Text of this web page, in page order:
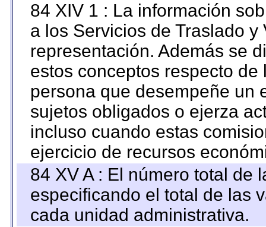
84 XIV 1 : La información
a los Servicios de Traslado
representación. Además se
estos conceptos respecto
persona que desempeñe un
sujetos obligados o ejerza
incluso cuando estas
ejercicio de recursos
84 XV A : El número total de
especificando el total de las
cada unidad administrativa.